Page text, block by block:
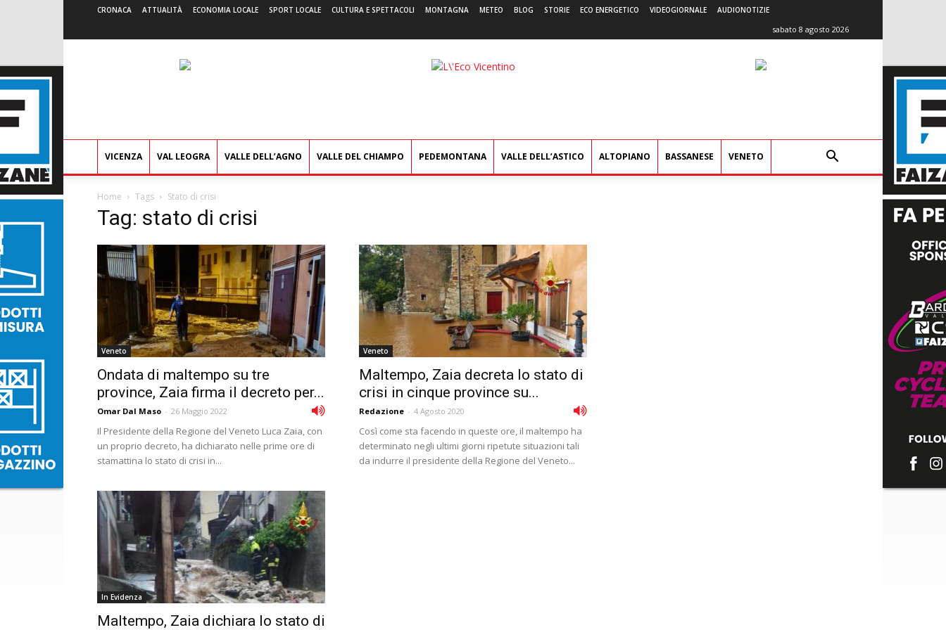
CRONACA ATTUALITÀ ECONOMIA LOCALE SPORT LOCALE CULTURA E SPETTACOLI MONTAGNA METEO BLOG STORIE ECO ENERGETICO VIDEOGIORNALE AUDIONOTIZIE
sabato 8 agosto 2026
L'Eco
VICENZA VAL LEOGRA VALLE DELL’AGNO VALLE DEL CHIAMPO PEDEMONTANA VALLE DELL’ASTICO ALTOPIANO BASSANESE VENETO
Home Tags Stato di crisi
Tag: stato di crisi
Veneto
Ondata di maltempo su tre
province, Zaia firma il decreto per...
Omar Dal Maso - 26 Maggio 2022
Il Presidente della Regione del Veneto Luca Zaia, con
un proprio decreto, ha dichiarato nelle prime ore di
stamattina lo stato di crisi in...
Veneto
Maltempo, Zaia decreta lo stato di
crisi in cinque province su...
Redazione - 4 Agosto 2020
Così come sta facendo in queste ore, il maltempo ha
determinato negli ultimi giorni ripetute situazioni tali
da indurre il presidente della Regione del Veneto...
In Evidenza
Maltempo, Zaia dichiara lo stato di